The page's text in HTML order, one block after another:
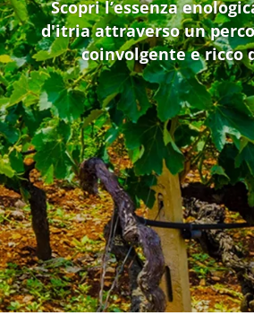
Scopri l’essenza
d'itria attraverso un
coinvolgente e ricco